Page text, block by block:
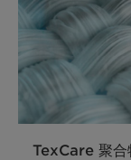
TexCare 聚合